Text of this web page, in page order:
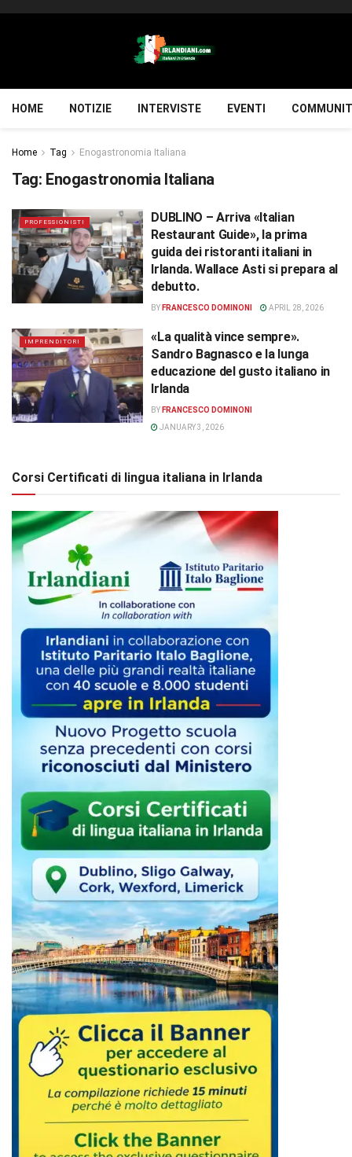
HOME NOTIZIE INTERVISTE EVENTI
Home Tag Enogastronomia Italiana
Tag: Enogastronomia Italiana
PROFESSIONISTI
DUBLINO – Arriva «Italian
Restaurant Guide», la prima
guida dei ristoranti italiani in
Irlanda. Wallace Asti si prepara al
debutto.
BY FRANCESCO DOMINONI APRIL 28, 2026
IMPRENDITORI
«La qualità vince sempre».
Sandro Bagnasco e la lunga
educazione del gusto italiano in
Irlanda
BY FRANCESCO DOMINONI
JANUARY 3, 2026
Corsi Certificati di lingua italiana in Irlanda